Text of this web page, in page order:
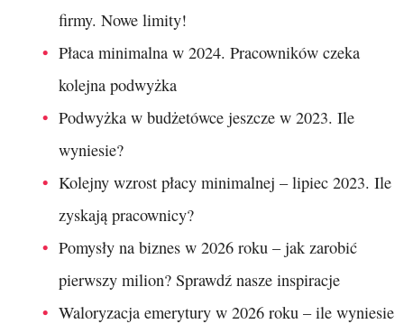
firmy. Nowe limity!
Płaca minimalna w 2024. Pracowników czeka
kolejna podwyżka
Podwyżka w budżetówce jeszcze w 2023. Ile
wyniesie?
Kolejny wzrost płacy minimalnej – lipiec 2023. Ile
zyskają pracownicy?
Pomysły na biznes w 2026 roku – jak zarobić
pierwszy milion? Sprawdź nasze inspiracje
Waloryzacja emerytury w 2026 roku – ile wyniesie